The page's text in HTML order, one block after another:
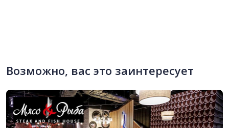
Возможно, вас это заинтересует